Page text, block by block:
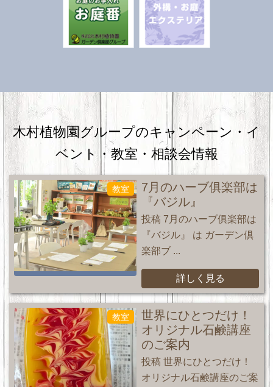
木村植物園グループのキャンペーン・イ
ベント・教室・相談会情報
教室
7月のハーブ俱楽部は
『バジル』
投稿 7月のハーブ俱楽部は
『バジル』 は ガーデン倶
楽部ブ ...
詳しく見る
教室
世界にひとつだけ！
オリジナル石鹸講座
のご案内
投稿 世界にひとつだけ！
オリジナル石鹸講座のご案